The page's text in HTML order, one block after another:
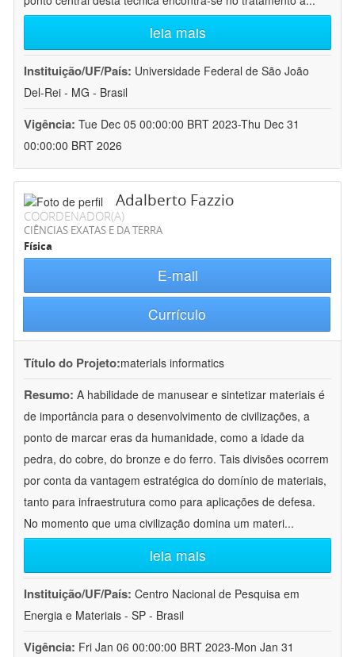
leia mais
Instituição/UF/País: Universidade Federal de São João
Del-Rei - MG - Brasil
Vigência: Tue Dec 05 00:00:00 BRT 2023-Thu Dec 31
00:00:00 BRT 2026
Adalberto Fazzio
COORDENADOR(A)
CIÊNCIAS EXATAS E DA TERRA
Física
E-mail
Currículo
Título do Projeto:materials informatics
Resumo: A habilidade de manusear e sintetizar materiais é
de importância para o desenvolvimento de civilizações, a
ponto de marcar eras da humanidade, como a idade da
pedra, do cobre, do bronze e do ferro. Tais divisões ocorrem
por conta da vantagem estratégica do domínio de materiais,
tanto para infraestrutura como para aplicações de defesa.
No momento que uma civilização domina um materi...
leia mais
Instituição/UF/País: Centro Nacional de Pesquisa em
Energia e Materiais - SP - Brasil
Vigência: Fri Jan 06 00:00:00 BRT 2023-Mon Jan 31